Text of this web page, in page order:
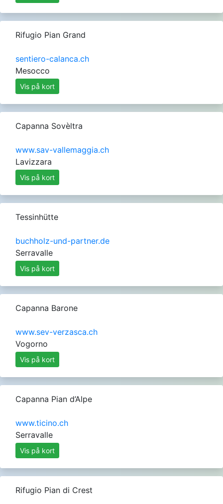
Rifugio Pian Grand
sentiero-calanca.ch
Mesocco
Vis på kort
Capanna Sovèltra
www.sav-vallemaggia.ch
Lavizzara
Vis på kort
Tessinhütte
buchholz-und-partner.de
Serravalle
Vis på kort
Capanna Barone
www.sev-verzasca.ch
Vogorno
Vis på kort
Capanna Pian d’Alpe
www.ticino.ch
Serravalle
Vis på kort
Rifugio Pian di Crest